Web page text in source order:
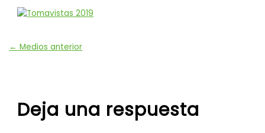
← Medios anterior
Deja una respuesta